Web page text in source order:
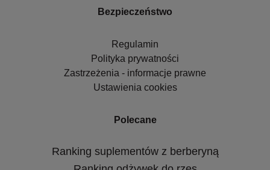
Bezpieczeństwo
Regulamin
Polityka prywatności
Zastrzeżenia - informacje prawne
Ustawienia cookies
Polecane
Ranking suplementów z berberyną